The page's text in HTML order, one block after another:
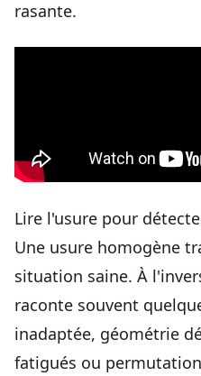
rasante.
Lire l'usure pour
Une usure homogène
situation saine. À
raconte souvent
inadaptée, géométrie
fatigués ou